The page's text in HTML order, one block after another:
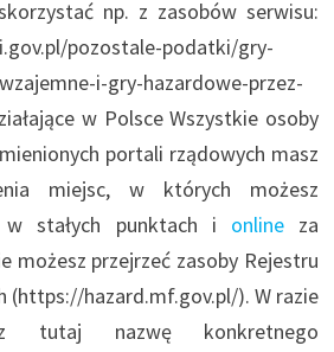
np. z zasobów serwisu:
pozostale-podatki/gry-
i-gry-hazardowe-przez-
w Polsce Wszystkie osoby
portali rządowych masz
miejsc, w których możesz
w stałych punktach i online za
możesz przejrzeć zasoby Rejestru
(https://hazard.mf.gov.pl/). W razie
tutaj nazwę konkretnego